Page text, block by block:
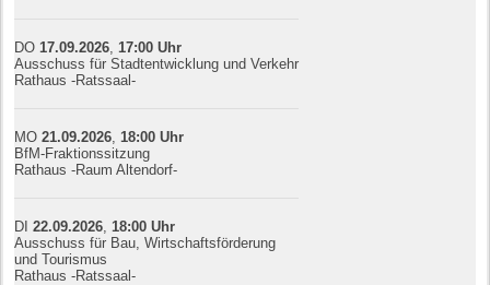
DO 17.09.2026 17:00 Uhr
Ausschuss für Stadtentwicklung und Verkehr
Rathaus -Ratssaal-
MO21.09.2026 18:00 Uhr
BfM-Fraktionssitzung
Rathaus -Raum Altendorf-
DI22.09.2026 18:00 Uhr
Ausschuss für Bau, Wirtschaftsförderung
und Tourismus
Rathaus -Ratssaal-